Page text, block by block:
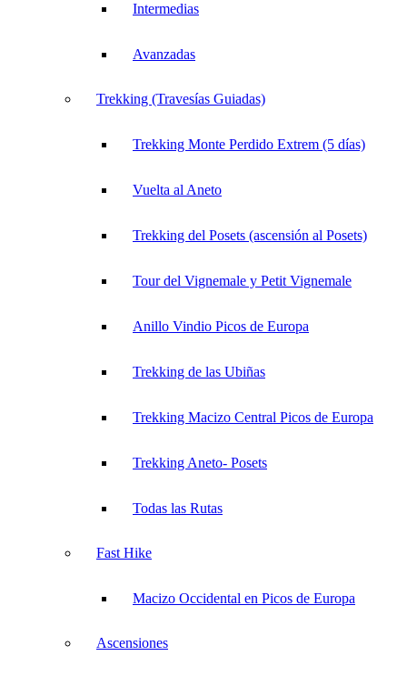
Intermedias
Avanzadas
Trekking (Travesías Guiadas)
Trekking Monte Perdido Extrem (5 días)
Vuelta al Aneto
Trekking del Posets (ascensión al Posets)
Tour del Vignemale y Petit Vignemale
Anillo Vindio Picos de Europa
Trekking de las Ubiñas
Trekking Macizo Central Picos de Europa
Trekking Aneto- Posets
Todas las Rutas
Fast Hike
Macizo Occidental en Picos de Europa
Ascensiones